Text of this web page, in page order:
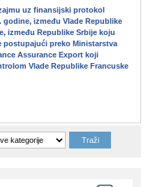
uz finansijski protokol
godine, između Vlade Republike
između Republike Srbije koju
postupajući preko Ministarstva
Assurance Export koji
Vlade Republike Francuske